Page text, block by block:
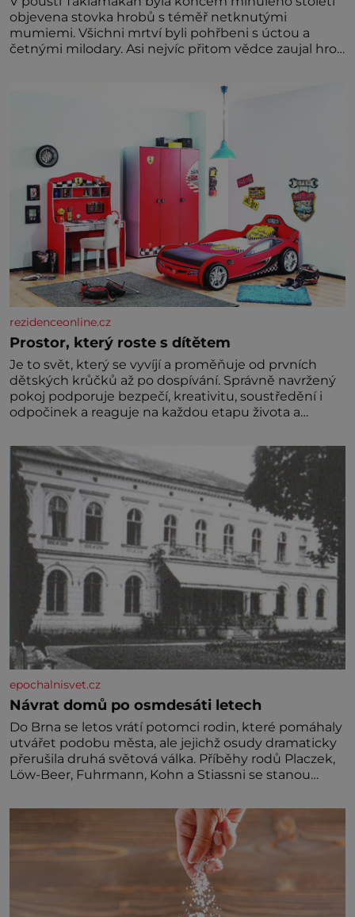
objevena stovka hrobů s téměř netknutými
mumiemi. Všichni mrtví byli pohřbeni s úctou a
četnými milodary. Asi nejvíc přitom vědce zaujal hrob
dávných lidí nesmírně dobře zachovalá, přičítají
odborníci zdejším klimatickým podmínkám. Sucho,
rezidenceonline.cz
Prostor, který roste s dítětem
Je to svět, který se vyvíjí a proměňuje od prvních
dětských krůčků až po dospívání. Správně navržený
pokoj podporuje bezpečí, kreativitu, soustředění i
odpočinek a reaguje na každou etapu života a
jednoduchost, měkkost a bezpečí, proto by pokoj
miminka měl působit především klidně a útulně.
Předškolní věk je
epochalnisvet.cz
Návrat domů po osmdesáti letech
Do Brna se letos vrátí potomci rodin, které pomáhaly
utvářet podobu města, ale jejichž osudy dramaticky
přerušila druhá světová válka. Příběhy rodů Placzek,
Löw-Beer, Fuhrmann, Kohn a Stiassni se stanou
židovské kultury ŠTETL FEST 2026. Některé návraty
nejsou jednoduché. Místa, která si člověk pamatuje z
rodinných vyprávění, už dávno